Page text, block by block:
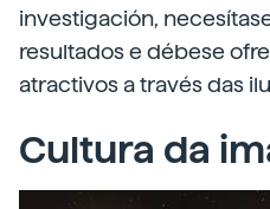
investigación,
resultados e débese
atractivos a través das
Cultura da